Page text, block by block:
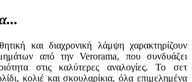
και διαχρονική λάμψη χαρακτηρίζουν
από την Verorama, που συνδυάζει
στις καλύτερες αναλογίες. Το σετ
κολιέ και σκουλαρίκια, όλα επιμελημένα